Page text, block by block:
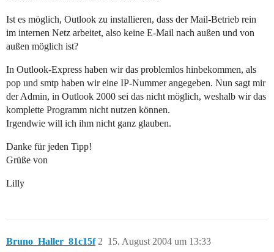
Ist es möglich, Outlook zu installieren, dass der Mail-Betrieb rein
im internen Netz arbeitet, also keine E-Mail nach außen und von
außen möglich ist?
In Outlook-Express haben wir das problemlos hinbekommen, als
pop und smtp haben wir eine IP-Nummer angegeben. Nun sagt mir
der Admin, in Outlook 2000 sei das nicht möglich, weshalb wir das
komplette Programm nicht nutzen können.
Irgendwie will ich ihm nicht ganz glauben.
Danke für jeden Tipp!
Grüße von
Lilly
Bruno_Haller_81c15f 15. August 2004 um 13:33
2